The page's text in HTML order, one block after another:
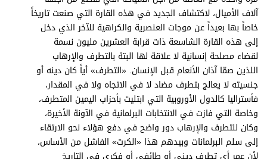
آلاف الأميال، لاكتشاف الجديد في هذه القارة التي صنعت تاريخاً
خاصاً بها بعيداً عن موجات العنصرية والكراهية للآخر الذي دخل
إلى هذه القارة الشاسعة ذات قرابة العشرين مليون نسمة
لقضاء مصلحة إنسانية لا علاقة لها البتة بالتطرف والإرهاب
اللذين صمّا آذان الأنعام قبل الإنسان. «التطرف» أياً كان دينه أو
جنسيته لا يعالج بتطرف مضاد لا في الاتجاه ولا في المقدار،
فأستراليا كالدول الأوروبية التي ابتليت بأحزاب اليمين المتطرف،
وخاصة التي فازت في الانتخابات البرلمانية في الآونة الأخيرة،
وكان للتطرف والإرهاب دور واضح في دفع هؤلاء نحو الارتقاء
إلى سلم البرلمانات وبيدهم هذا «الكرت» الفاشل من الأساس،